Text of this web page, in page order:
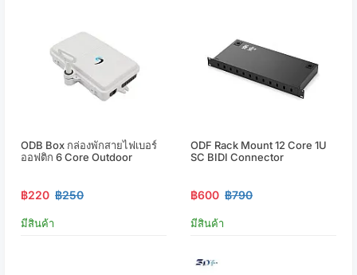
ODB Box กล่องพักสายไฟเบอร์
ออฟติก 6 Core Outdoor
฿220 ฿250
มีสินค้า
ODF Rack Mount 12 Core 1U
SC BIDI Connector
฿600 ฿790
มีสินค้า